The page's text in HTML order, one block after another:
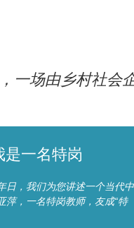
一场由乡村社会
是一名特岗
日，我们为您讲述一个当代中
萍，一名特岗教师，友成“特